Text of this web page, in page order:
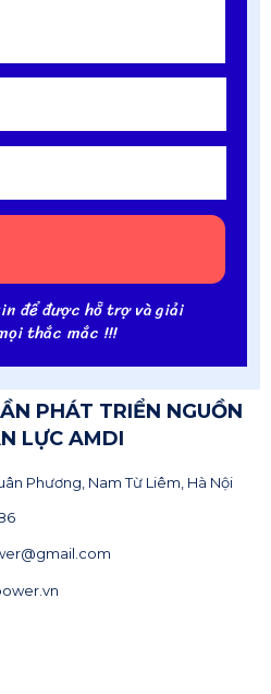
để được hỗ trợ và giải
thắc mắc !!!
PHÁT TRIỂN NGUỒN
LỰC AMDI
Phương, Nam Từ Liêm, Hà Nội